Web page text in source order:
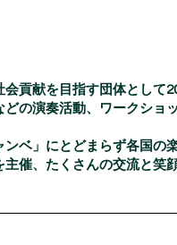
貢献を目指す団体として
の演奏活動、ワークショ
ベ」にとどまらず各国の
催、たくさんの交流と笑